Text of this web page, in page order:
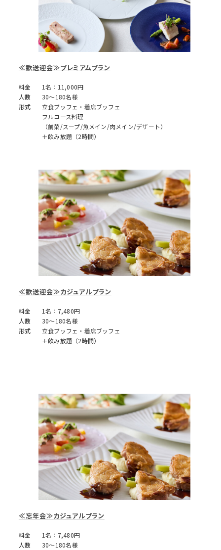
≪歓送迎会≫プレミアムプラン
料金
1名：11,000円
人数
30～180名様
形式
立食ブッフェ・着席ブッフェ
フルコース料理
（前菜/スープ/魚メイン/肉メイン/デザート）
＋飲み放題（2時間）
≪歓送迎会≫カジュアルプラン
料金
1名：7,480円
人数
30～180名様
形式
立食ブッフェ・着席ブッフェ
＋飲み放題（2時間）
≪忘年会≫カジュアルプラン
料金
1名：7,480円
人数
30～180名様